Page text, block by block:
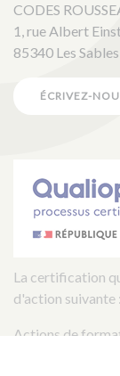
CODES
1, rue Albert
85340 Les
ÉCRIVEZ-
La certification
d'action suivante :
Actions de